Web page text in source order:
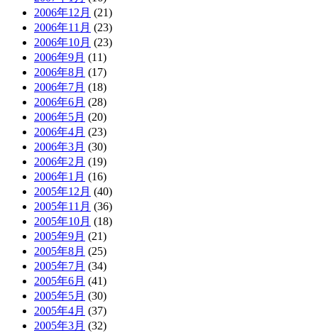
2006年12月 (21)
2006年11月 (23)
2006年10月 (23)
2006年9月 (11)
2006年8月 (17)
2006年7月 (18)
2006年6月 (28)
2006年5月 (20)
2006年4月 (23)
2006年3月 (30)
2006年2月 (19)
2006年1月 (16)
2005年12月 (40)
2005年11月 (36)
2005年10月 (18)
2005年9月 (21)
2005年8月 (25)
2005年7月 (34)
2005年6月 (41)
2005年5月 (30)
2005年4月 (37)
2005年3月 (32)